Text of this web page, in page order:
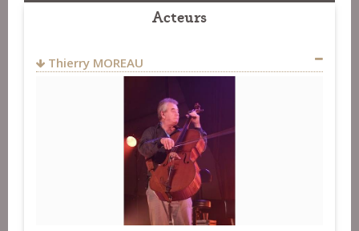
Acteurs
Thierry MOREAU